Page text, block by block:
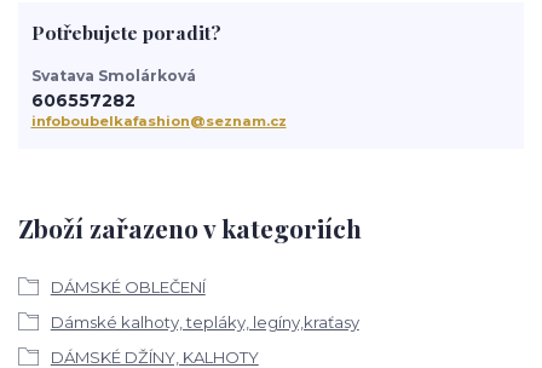
Zboží zařazeno v kategoriích
DÁMSKÉ OBLEČENÍ
Dámské kalhoty, tepláky, legíny,kraťasy
DÁMSKÉ DŽÍNY, KALHOTY
Potřebujete poradit?
Svatava Smolárková
606557282
infoboubelkafashion@seznam.cz